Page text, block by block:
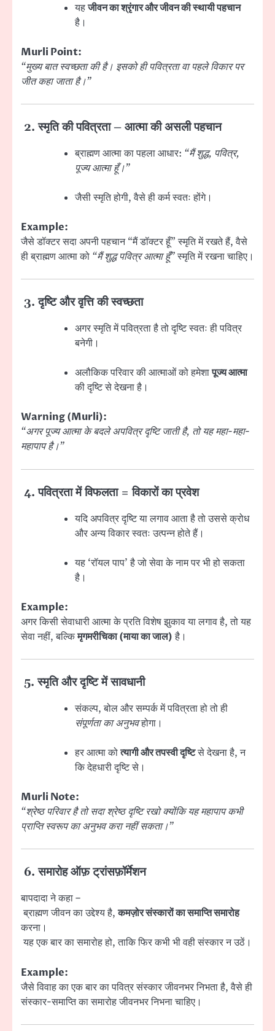
यहजीवन का श्रृंगार और जीवन की स्थायी पहचान
है।
Murli Point:
“मुख्य बात स्वच्छता की है। इसको ही पवित्रता वा पहले विकार पर
जीत कहा जाता है।”
2. स्मृति की पवित्रता – आत्मा की असली पहचान
ब्राह्मण आत्मा का पहला आधार: “मैं शुद्ध, पवित्र,
पूज्य आत्मा हूँ।”
जैसी स्मृति होगी, वैसे ही कर्म स्वतः होंगे।
Example:
जैसे डॉक्टर सदा अपनी पहचान “मैं डॉक्टर हूँ” स्मृति में रखते हैं, वैसे
ही ब्राह्मण आत्मा को “मैं शुद्ध पवित्र आत्मा हूँ”स्मृति में रखना चाहिए।
3. दृष्टि और वृत्ति की स्वच्छता
अगर स्मृति में पवित्रता है तो दृष्टि स्वतः ही पवित्र
बनेगी।
अलौकिक परिवार की आत्माओं को हमेशापूज्य आत्मा
की दृष्टि से देखना है।
Warning (Murli):
“अगर पूज्य आत्मा के बदले अपवित्र दृष्टि जाती है, तो यह महा-महा-
महापाप है।”
4. पवित्रता में विफलता = विकारों का प्रवेश
यदि अपवित्र दृष्टि या लगाव आता है तो उससे क्रोध
और अन्य विकार स्वतः उत्पन्न होते हैं।
यह ‘रॉयल पाप’ है जो सेवा के नाम पर भी हो सकता
है।
Example:
अगर किसी सेवाधारी आत्मा के प्रति विशेष झुकाव या लगाव है, तो यह
सेवा नहीं, बल्किमृगमरीचिका (माया का जाल)है।
5. स्मृति और दृष्टि में सावधानी
संकल्प, बोल और सम्पर्क में पवित्रता हो तो ही
संपूर्णता का अनुभवहोगा।
हर आत्मा कोत्यागी और तपस्वी दृष्टिसे देखना है, न
कि देहधारी दृष्टि से।
Murli Note:
“श्रेष्ठ परिवार है तो सदा श्रेष्ठ दृष्टि रखो क्योंकि यह महापाप कभी
प्राप्ति स्वरूप का अनुभव करा नहीं सकता।”
6. समारोह ऑफ़ ट्रांसफ़ॉर्मेशन
बापदादा ने कहा –
ब्राह्मण जीवन का उद्देश्य है,कमज़ोर संस्कारों का समाप्ति समारोह
करना।
यह एक बार का समारोह हो, ताकि फिर कभी भी वही संस्कार न उठें।
Example:
जैसे विवाह का एक बार का पवित्र संस्कार जीवनभर निभता है, वैसे ही
संस्कार-समाप्ति का समारोह जीवनभर निभना चाहिए।